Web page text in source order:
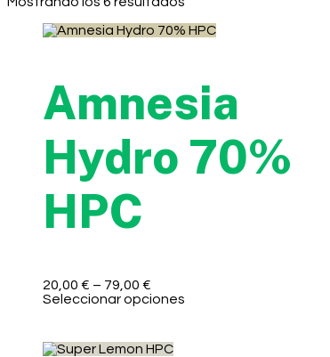
Amnesia
Hydro 70%
HPC
20,00 € – 79,00 €
Seleccionar opciones